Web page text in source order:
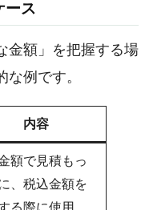
ース
金額」を把握する場
例です。
内容
額で見積もっ
、税込金額を
る際に使用。